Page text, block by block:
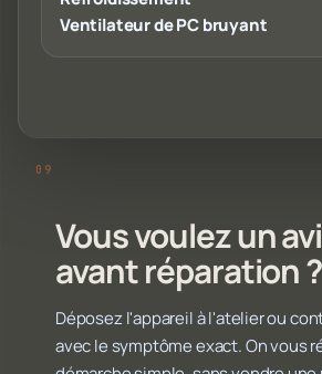
Ventilateur de PC bruyant
Vous voulez un
avant réparation ?
Déposez l'appareil à l'atelier ou
avec le symptôme exact. On vous